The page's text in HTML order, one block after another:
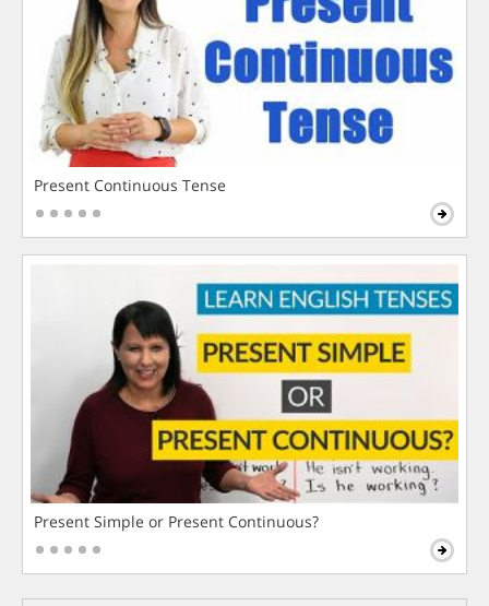
Present Continuous Tense
Present Simple or Present Continuous?